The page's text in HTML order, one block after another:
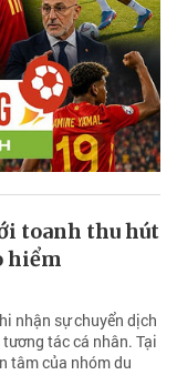
toanh thu hút
hiểm
nhận sự chuyển dịch
tác cá nhân. Tại
tâm của nhóm du